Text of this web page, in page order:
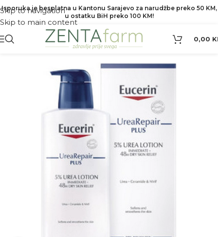
Skip to navigation
Skip to main content
Isporuka je besplatna u Kantonu Sarajevo za narudžbe preko 50 KM,
u ostatku BiH preko 100 KM!
0,00